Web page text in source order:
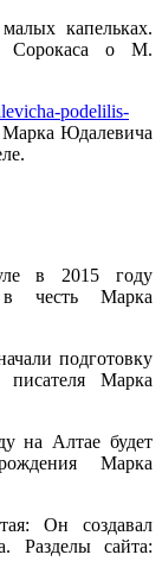
капельках.
Сорокаса о М.
podelilis-
Юдалевича
в 2015 году
в честь Марка
подготовку
писателя Марка
на Алтае будет
Марка
Он создавал
Разделы сайта: